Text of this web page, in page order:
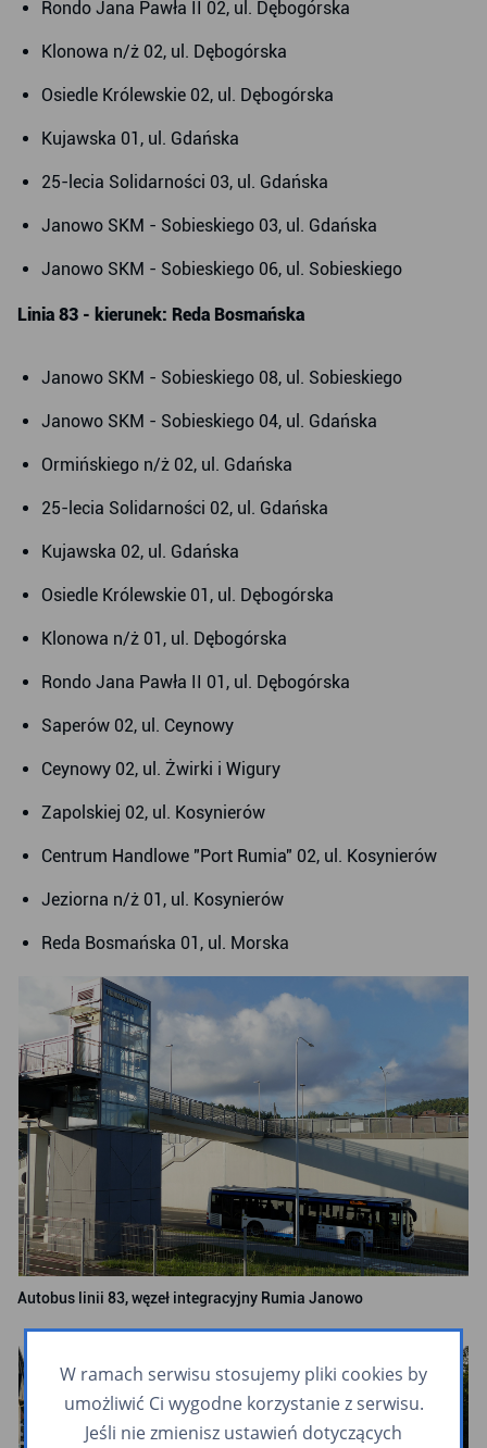
Rondo Jana Pawła II 02, ul. Dębogórska
Klonowa n/ż 02, ul. Dębogórska
Osiedle Królewskie 02, ul. Dębogórska
Kujawska 01, ul. Gdańska
25-lecia Solidarności 03, ul. Gdańska
Janowo SKM - Sobieskiego 03, ul. Gdańska
Janowo SKM - Sobieskiego 06, ul. Sobieskiego
Linia 83 - kierunek: Reda Bosmańska
Janowo SKM - Sobieskiego 08, ul. Sobieskiego
Janowo SKM - Sobieskiego 04, ul. Gdańska
Ormińskiego n/ż 02, ul. Gdańska
25-lecia Solidarności 02, ul. Gdańska
Kujawska 02, ul. Gdańska
Osiedle Królewskie 01, ul. Dębogórska
Klonowa n/ż 01, ul. Dębogórska
Rondo Jana Pawła II 01, ul. Dębogórska
Saperów 02, ul. Ceynowy
Ceynowy 02, ul. Żwirki i Wigury
Zapolskiej 02, ul. Kosynierów
Centrum Handlowe "Port Rumia" 02, ul. Kosynierów
Jeziorna n/ż 01, ul. Kosynierów
Reda Bosmańska 01, ul. Morska
Autobus linii 83, węzeł integracyjny Rumia Janowo
W ramach serwisu stosujemy pliki cookies by
umożliwić Ci wygodne korzystanie z serwisu.
Jeśli nie zmienisz ustawień dotyczących